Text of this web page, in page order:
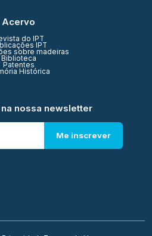
Acervo
do IPT
IPT
sobre madeiras
Biblioteca
Patentes
Histórica
nossa newsletter
Me inscrever